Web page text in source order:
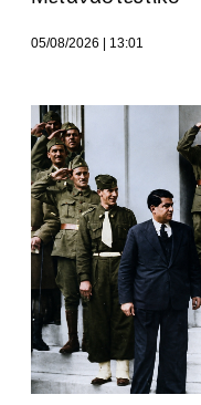
05/08/2026 13:01